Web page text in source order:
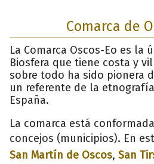
Comarca de
La Comarca Oscos-Eo es la
Biosfera que tiene costa y
sobre todo ha sido pionera
un referente de la
España.
La comarca está
concejos (municipios). En
San Martín de Oscos, San